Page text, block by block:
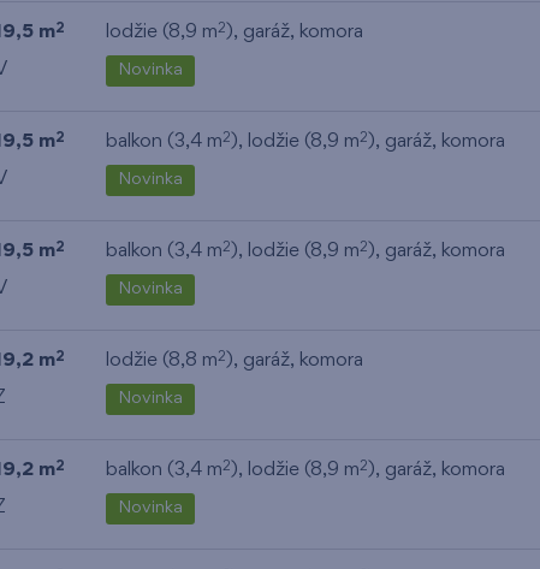
m2 lodžie (8,9 m2 ), garáž, komora
Novinka
m2 balkon (3,4 m2 ), lodžie (8,9 m2 ), garáž, komora
Novinka
m2 balkon (3,4 m2 ), lodžie (8,9 m2 ), garáž, komora
Novinka
m2 lodžie (8,8 m2 ), garáž, komora
Novinka
m2 balkon (3,4 m2 ), lodžie (8,9 m2 ), garáž, komora
Novinka